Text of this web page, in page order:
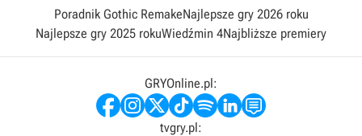
Poradnik Gothic RemakeNajlepsze gry 2026 roku
Najlepsze gry 2025 rokuWiedźmin 4Najbliższe premiery
GRYOnline.pl:
tvgry.pl: